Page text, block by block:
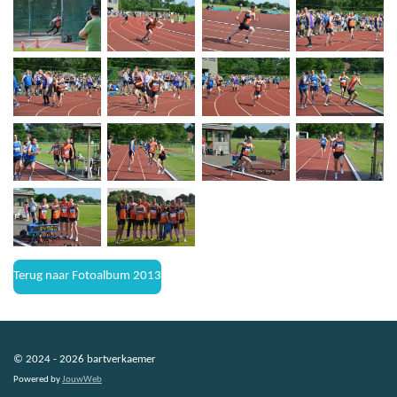
Terug naar Fotoalbum 2013
© 2024 - 2026 bartverkaemer
Powered byJouwWeb